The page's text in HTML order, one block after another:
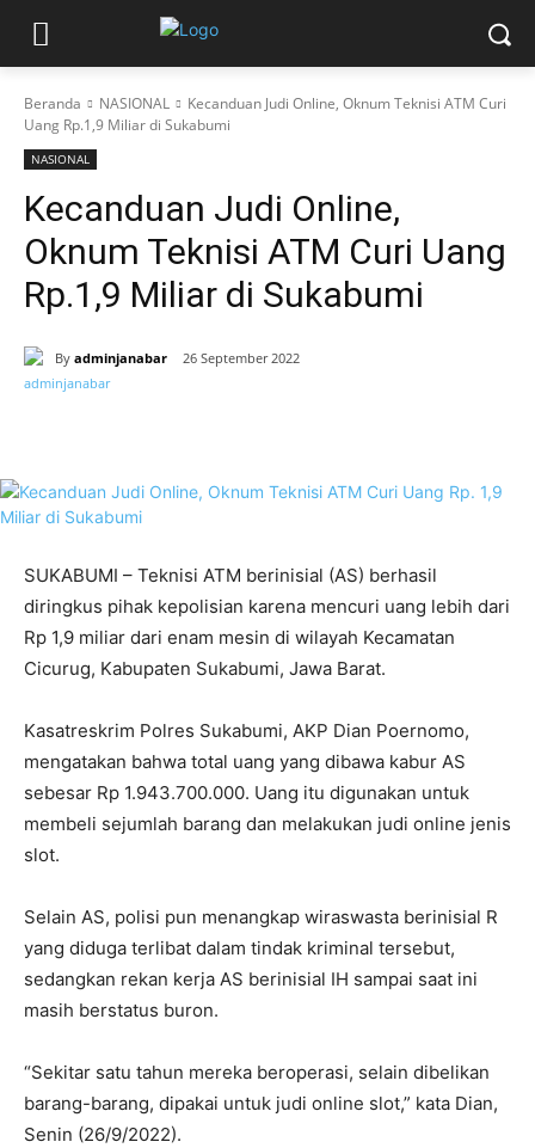
Beranda NASIONAL
Kecanduan Judi Online, Oknum Teknisi ATM Curi
Uang Rp.1,9 Miliar di Sukabumi
NASIONAL
Kecanduan Judi Online,
Oknum Teknisi ATM Curi Uang
Rp.1,9 Miliar di Sukabumi
By adminjanabar 26 September 2022
SUKABUMI – Teknisi ATM berinisial (AS) berhasil
diringkus pihak kepolisian karena mencuri uang lebih dari
Rp 1,9 miliar dari enam mesin di wilayah Kecamatan
Cicurug, Kabupaten Sukabumi, Jawa Barat.
Kasatreskrim Polres Sukabumi, AKP Dian Poernomo,
mengatakan bahwa total uang yang dibawa kabur AS
sebesar Rp 1.943.700.000. Uang itu digunakan untuk
membeli sejumlah barang dan melakukan judi online jenis
slot.
Selain AS, polisi pun menangkap wiraswasta berinisial R
yang diduga terlibat dalam tindak kriminal tersebut,
sedangkan rekan kerja AS berinisial IH sampai saat ini
masih berstatus buron.
“Sekitar satu tahun mereka beroperasi, selain dibelikan
barang-barang, dipakai untuk judi online slot,” kata Dian,
Senin (26/9/2022).